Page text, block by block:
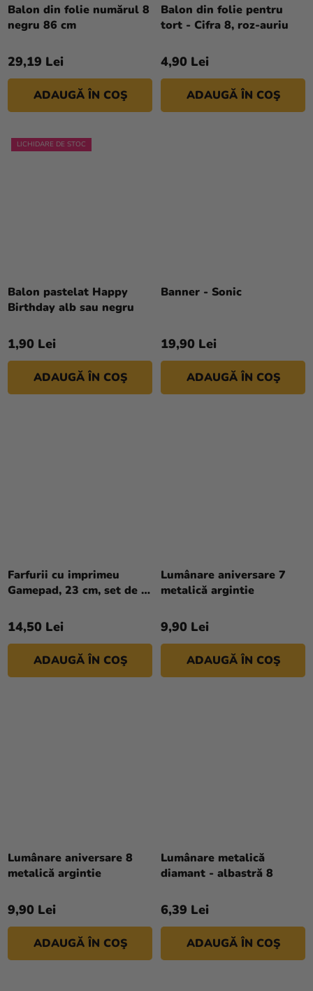
Balon din folie numărul 8
negru 86 cm
29,19 Lei
ADAUGĂ ÎN COŞ
Balon din folie pentru
tort - Cifra 8, roz-auriu
4,90 Lei
ADAUGĂ ÎN COŞ
LICHIDARE DE STOC
Balon pastelat Happy
Birthday alb sau negru
1,90 Lei
ADAUGĂ ÎN COŞ
Banner - Sonic
19,90 Lei
ADAUGĂ ÎN COŞ
Farfurii cu imprimeu
Gamepad, 23 cm, set de 6
14,50 Lei
ADAUGĂ ÎN COŞ
Lumânare aniversare 7
metalică argintie
9,90 Lei
ADAUGĂ ÎN COŞ
Lumânare aniversare 8
metalică argintie
9,90 Lei
ADAUGĂ ÎN COŞ
Lumânare metalică
diamant - albastră 8
6,39 Lei
ADAUGĂ ÎN COŞ